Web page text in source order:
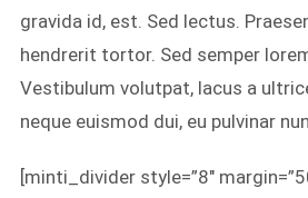
gravida id, est. Sed lectus.
hendrerit tortor. Sed semper
Vestibulum volutpat, lacus a
neque euismod dui, eu pulvinar
[minti_divider style=”8″